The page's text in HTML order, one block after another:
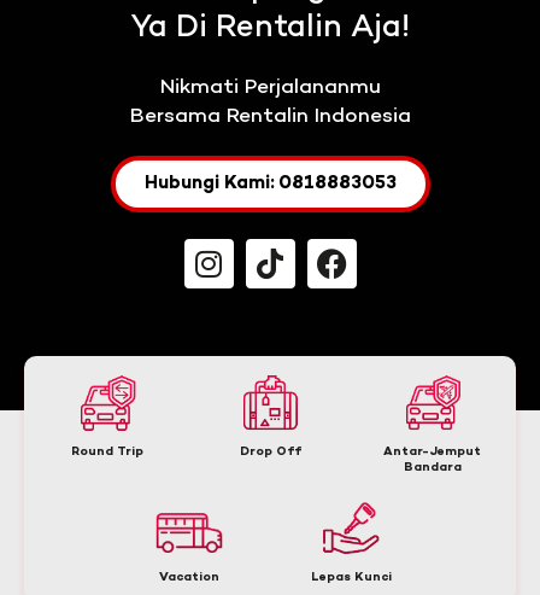
Ya Di Rentalin Aja!
Nikmati Perjalananmu
Bersama Rentalin Indonesia
Hubungi Kami: 0818883053
Round Trip Drop Off
Antar-Jemput
Bandara
Vacation Lepas Kunci